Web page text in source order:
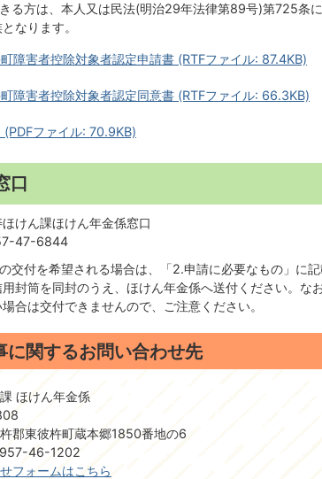
る方は、本人又は民法(明治29年法律第89号)第725条
なります。
障害者控除対象者認定申請書 (RTFファイル: 87.4KB)
障害者控除対象者認定同意書 (RTFファイル: 66.3KB)
(PDFファイル: 70.9KB)
口
けん課ほけん年金係窓口
47-6844
交付を希望される場合は、「2.申請に必要なもの」に
用封筒を同封のうえ、ほけん年金係へ送付ください。な
合は交付できませんので、ご注意ください。
に関するお問い合わせ先
ほけん年金係
郡東彼杵町蔵本郷1850番地の6
46-1202
フォームはこちら